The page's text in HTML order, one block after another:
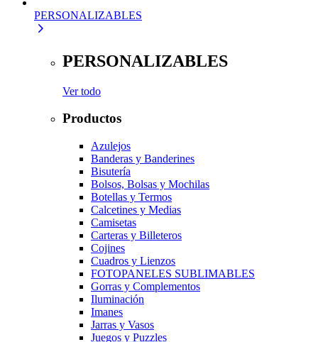
PERSONALIZABLES
PERSONALIZABLES
Ver todo
Productos
Azulejos
Banderas y Banderines
Bisutería
Bolsos, Bolsas y Mochilas
Botellas y Termos
Calcetines y Medias
Camisetas
Carteras y Billeteros
Cojines
Cuadros y Lienzos
FOTOPANELES SUBLIMABLES
Gorras y Complementos
Iluminación
Imanes
Jarras y Vasos
Juegos y Puzzles